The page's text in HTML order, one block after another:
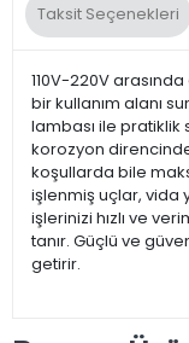
Taksit Seçenekleri
110V-220V
bir kullanım alanı
lambası ile pratiklik
korozyon
koşullarda bile
işlenmiş uçlar, vida
işlerinizi hızlı ve
tanır. Güçlü ve
getirir.